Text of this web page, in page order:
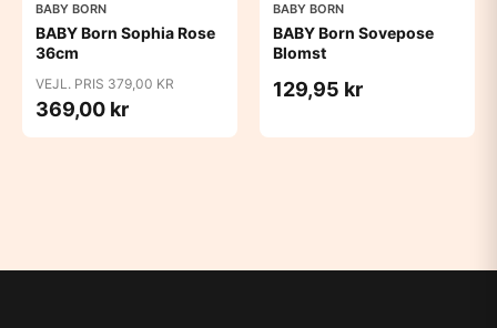
BABY BORN
BABY Born Sophia Rose
36cm
VEJL. PRIS 379,00 KR
369,00 kr
BABY BORN
BABY Born Sovepose
Blomst
129,95 kr